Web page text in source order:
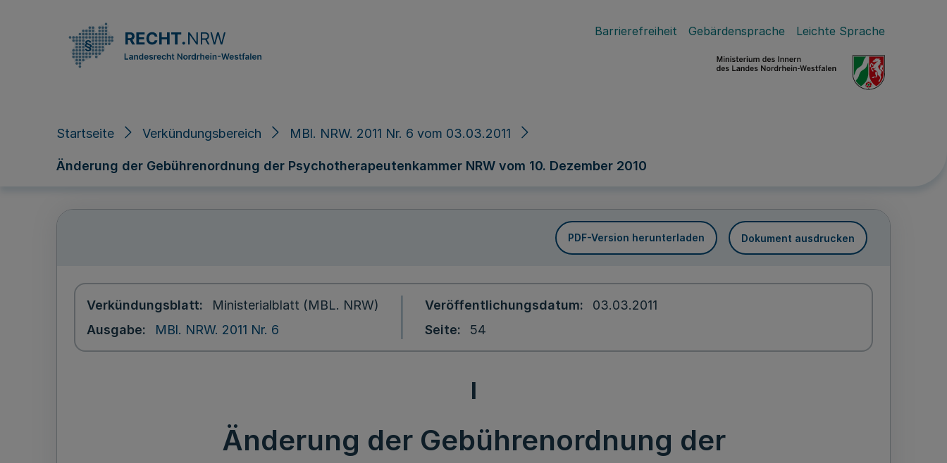
Barrierefreiheit Gebärdensprache Leichte Sprache
Startseite Verkündungsbereich MBl. NRW. 2011 Nr. 6 vom 03.03.2011
Änderung der Gebührenordnung der Psychotherapeutenkammer NRW vom 10. Dezember 2010
PDF-Version herunterladen Dokument ausdrucken
Verkündungsblatt
Ministerialblatt (MBL. NRW)
Ausgabe
MBl. NRW. 2011 Nr. 6
Veröffentlichungsdatum
03.03.2011
Seite
54
I
Änderung der Gebührenordnung der